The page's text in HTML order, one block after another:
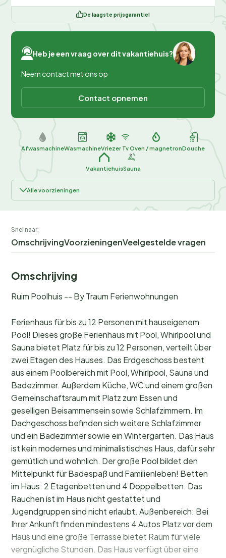
De laagste prijsgarantie!
Heb je een vraag over dit vakantiehuis?
Neem contact met ons op
Contact opnemen
AfwasmachineWasmachineVriezer TvOven / magnetronDouche
VakantiehuisSauna
Alle voorzieningen
Snel naar:
OmschrijvingVoorzieningenVeelgestelde vragen
Omschrijving
Ruim Poolhuis -- By Traum Ferienwohnungen
Ferienhaus für bis zu 12 Personen mit hauseigenem
Pool! Dieses große Ferienhaus mit Pool, Whirlpool und
Sauna bietet Platz für bis zu 12 Personen, verteilt über
zwei Etagen des Hauses. Das Erdgeschoss besteht
aus einem Poolbereich mit Pool, Whirlpool, Sauna und
Badezimmer. Außerdem Küche, WC und einem großen
Gemeinschaftsraum mit Platz zum Essen und
geselligen Beisammensein sowie Schlafzimmern. Im
Dachgeschoss befinden sich weitere Schlafzimmer
und ein Badezimmer sowie ein Wintergarten. Das Haus
ist kein modernes und minimalistisches Haus, dafür sehr
gemütlich und wohnlich. Der große Pool bildet den
Mittelpunkt für Badespaß und Familienleben! Betten
im Haus: 2 Etagenbetten und 4 Doppelbetten. Das
Rauchen ist im Haus nicht gestattet und
Jugendgruppen sind nicht erlaubt. Außenbereich: Bei
Ihrer Ankunft finden mindestens 4 Autos Platz vor dem
Haus und eine große Terrasse bietet Raum für viele
vergnügliche Stunden. Das Haus verfügt über eine